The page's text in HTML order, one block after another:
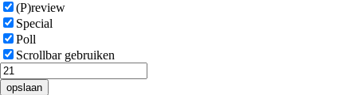
(P)review
Special
Poll
Scrollbar gebruiken
opslaan